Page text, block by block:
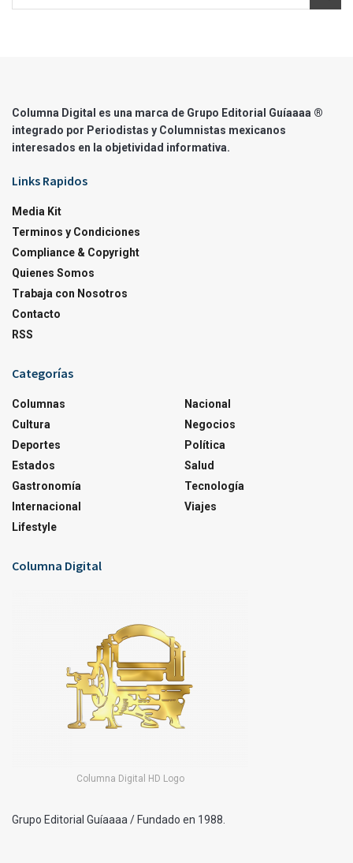
Columna Digital es una marca de Grupo Editorial Guíaaaa ®
integrado por Periodistas y Columnistas mexicanos
interesados en la objetividad informativa.
Links Rapidos
Media Kit
Terminos y Condiciones
Compliance & Copyright
Quienes Somos
Trabaja con Nosotros
Contacto
RSS
Categorías
Columnas
Cultura
Deportes
Estados
Gastronomía
Internacional
Lifestyle
Nacional
Negocios
Política
Salud
Tecnología
Viajes
Columna Digital
Columna Digital HD Logo
Grupo Editorial Guíaaaa / Fundado en 1988.